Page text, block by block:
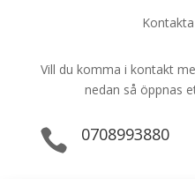
Vill du komma i kontakt
nedan så öppnas
 0708993880